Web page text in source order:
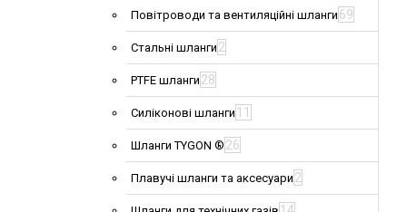
Повітроводи та вентиляційні шланги 69
Стальні шланги 2
PTFE шланги 28
Силіконові шланги 11
Шланги TYGON ® 26
Плавучі шланги та аксесуари 2